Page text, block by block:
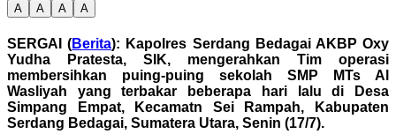
A A A A
SERGAI (Berita): Kapolres Serdang Bedagai AKBP Oxy
Yudha Pratesta, SIK, mengerahkan Tim operasi
membersihkan puing-puing sekolah SMP MTs Al
Wasliyah yang terbakar beberapa hari lalu di Desa
Simpang Empat, Kecamatn Sei Rampah, Kabupaten
Serdang Bedagai, Sumatera Utara, Senin (17/7).